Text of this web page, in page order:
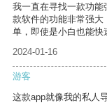
我一直在寻找一款功
款软件的功能非常强
单，即使是小白也能快
2024-01-16
游客
这款app就像我的私人